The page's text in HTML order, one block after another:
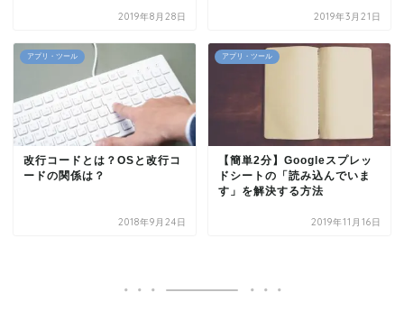
2019年8月28日 2019年3月21日
アプリ・ツール
改行コードとは？OSと改行コ
ードの関係は？
2018年9月24日
アプリ・ツール
【簡単2分】Googleスプレッ
ドシートの「読み込んでいま
す」を解決する方法
2019年11月16日